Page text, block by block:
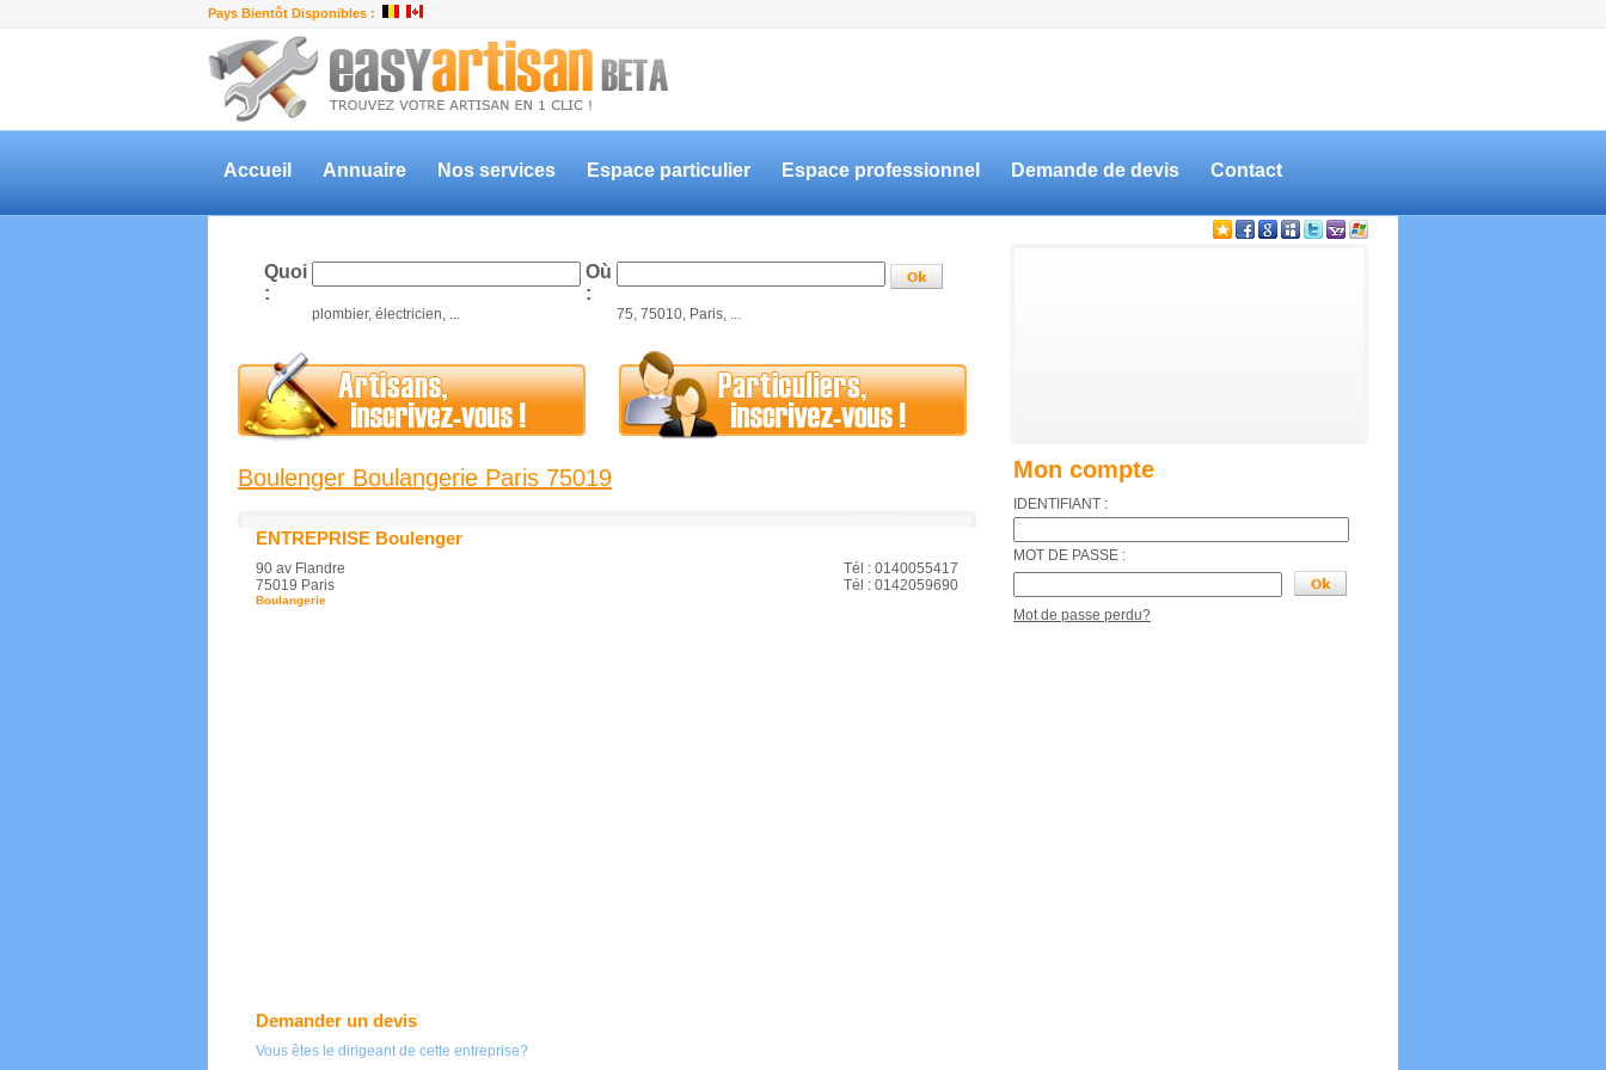
Pays Bientôt Disponibles :
Accueil Annuaire Nos services Espace particulier Espace professionnel Demande de devis Contact
Mon compte
IDENTIFIANT :
MOT DE PASSE :
Mot de passe perdu?
Quoi
:
Où
:
plombier, électricien, ... 75, 75010, Paris, ...
Boulenger Boulangerie Paris 75019
ENTREPRISE Boulenger
90 av Flandre
75019 Paris
Tél : 0140055417
Tél : 0142059690
Boulangerie
Demander un devis
Vous êtes le dirigeant de cette entreprise?